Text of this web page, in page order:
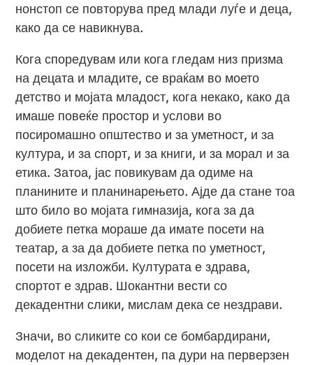
нонстоп се повторува пред млади луѓе и деца,
како да се навикнува.
Кога споредувам или кога гледам низ призма
на децата и младите, се враќам во моето
детство и мојата младост, кога некако, како да
имаше повеќе простор и услови во
посиромашно општество и за уметност, и за
култура, и за спорт, и за книги, и за морал и за
етика. Затоа, јас повикувам да одиме на
планините и планинарењето. Ајде да стане тоа
што било во мојата гимназија, кога за да
добиете петка мораше да имате посети на
театар, а за да добиете петка по уметност,
посети на изложби. Културата е здрава,
спортот е здрав. Шокантни вести со
декадентни слики, мислам дека се нездрави.
Значи, во сликите со кои се бомбардирани,
моделот на декадентен, па дури на перверзен